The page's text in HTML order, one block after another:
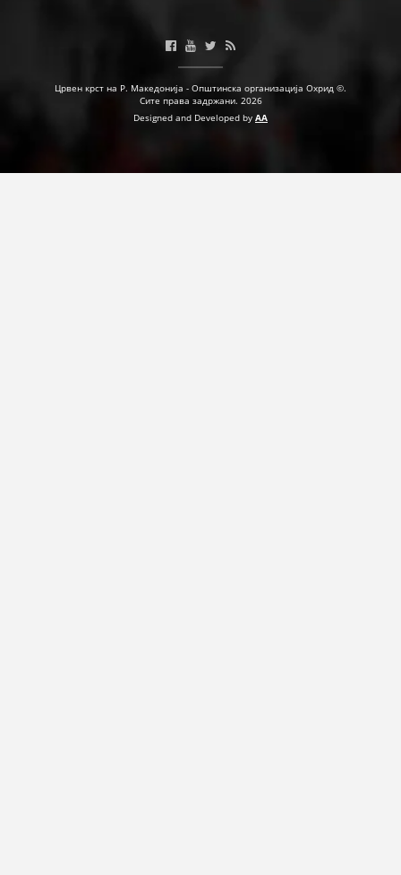
Црвен крст на Р. Македонија - Општинска организација Охрид ©.
Сите права задржани. 2026
Designed and Developed by AA